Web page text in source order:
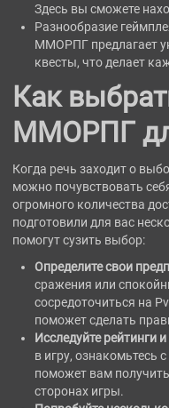
Здесь вы сможете
Разнообразие
ММОРПГ предлагает
квесты, что делает
Как
ММОРПГ
Когда речь заходит о
можно почувствовать
огромного количества
подготовили для вас
помогут сузить выбор:
Определите свои
сражения или
сосредоточиться на
поможет сделать
Исследуйте рейтинги
в игру, ознакомьтесь
поможет вам
сторонах игры.